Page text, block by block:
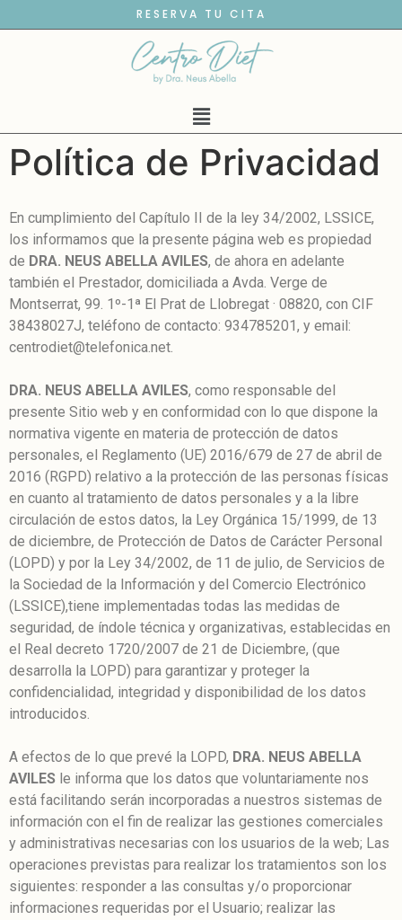
RESERVA TU CITA
Política de Privacidad
En cumplimiento del Capítulo II de la ley 34/2002, LSSICE,
los informamos que la presente página web es propiedad
de DRA. NEUS ABELLA AVILES, de ahora en adelante
también el Prestador, domiciliada a Avda. Verge de
Montserrat, 99. 1º-1ª El Prat de Llobregat · 08820, con CIF
38438027J, teléfono de contacto: 934785201, y email:
centrodiet@telefonica.net.
DRA. NEUS ABELLA AVILES, como responsable del
presente Sitio web y en conformidad con lo que dispone la
normativa vigente en materia de protección de datos
personales, el Reglamento (UE) 2016/679 de 27 de abril de
2016 (RGPD) relativo a la protección de las personas físicas
en cuanto al tratamiento de datos personales y a la libre
circulación de estos datos, la Ley Orgánica 15/1999, de 13
de diciembre, de Protección de Datos de Carácter Personal
(LOPD) y por la Ley 34/2002, de 11 de julio, de Servicios de
la Sociedad de la Información y del Comercio Electrónico
(LSSICE),tiene implementadas todas las medidas de
seguridad, de índole técnica y organizativas, establecidas en
el Real decreto 1720/2007 de 21 de Diciembre, (que
desarrolla la LOPD) para garantizar y proteger la
confidencialidad, integridad y disponibilidad de los datos
introducidos.
A efectos de lo que prevé la LOPD, DRA. NEUS ABELLA
AVILES le informa que los datos que voluntariamente nos
está facilitando serán incorporadas a nuestros sistemas de
información con el fin de realizar las gestiones comerciales
y administrativas necesarias con los usuarios de la web; Las
operaciones previstas para realizar los tratamientos son los
siguientes: responder a las consultas y/o proporcionar
informaciones requeridas por el Usuario; realizar las